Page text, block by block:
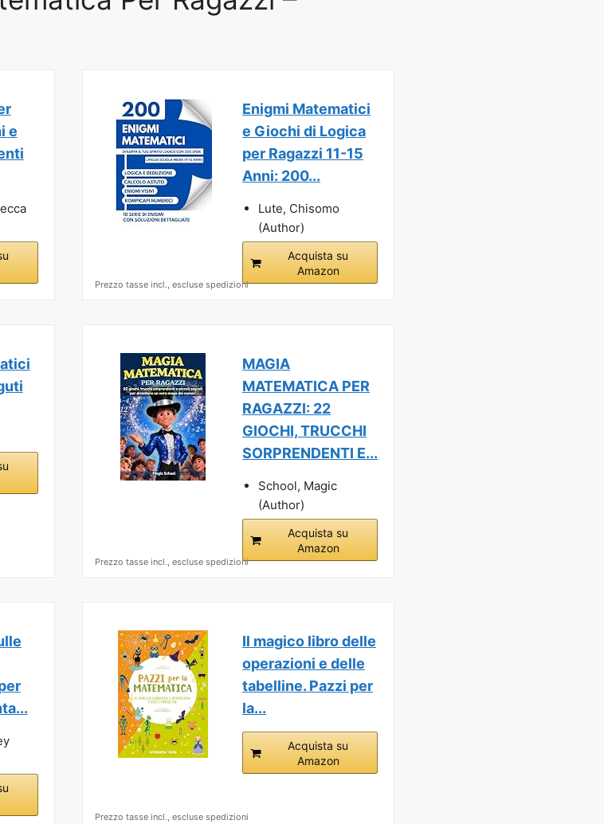
e
Enigmi Matematici
e Giochi di Logica
per Ragazzi 11-15
Anni: 200...
Lute, Chisomo
(Author)
Acquista su
Amazon
Prezzo tasse incl., escluse spedizioni
MAGIA
MATEMATICA PER
RAGAZZI: 22
GIOCHI, TRUCCHI
SORPRENDENTI E...
School, Magic
(Author)
Acquista su
Amazon
Prezzo tasse incl., escluse spedizioni
Il magico libro delle
operazioni e delle
tabelline. Pazzi per
la...
Acquista su
Amazon
Prezzo tasse incl., escluse spedizioni